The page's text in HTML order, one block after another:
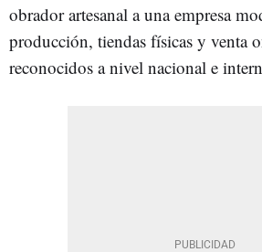
obrador artesanal a una empresa
producción, tiendas físicas y venta
reconocidos a nivel nacional e